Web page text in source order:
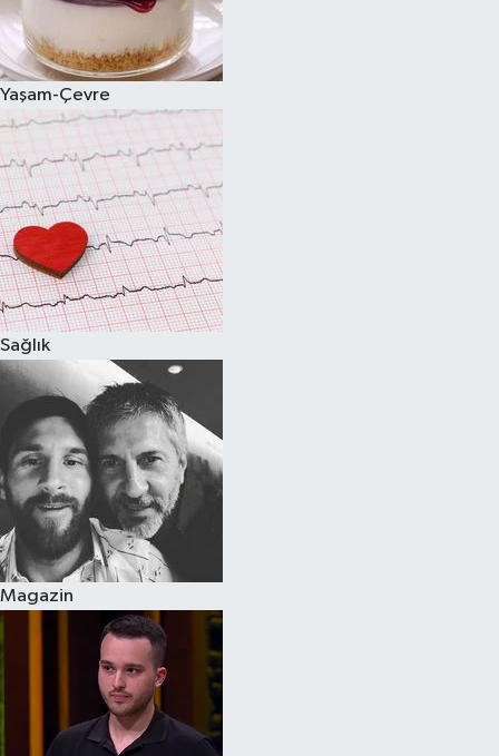
Yaşam-Çevre
Sağlık
Magazin
Burç Yorumları
Çocuk
Eğitim
Hava Durumu
Kadın
Kim kimdir?
Kültür Sanat
Sağlık
Siyaset
Teknoloji
Televizyon
Yaşam-Çevre